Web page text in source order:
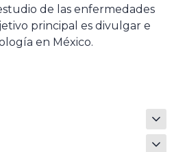
de las enfermedades
principal es divulgar e
en México.